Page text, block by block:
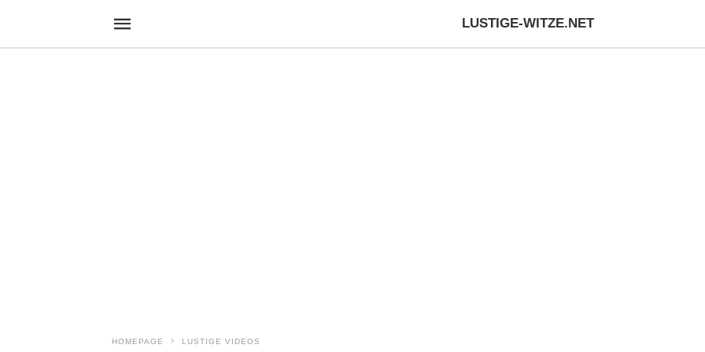
LUSTIGE-WITZE.NET
HOMEPAGE LUSTIGE VIDEOS